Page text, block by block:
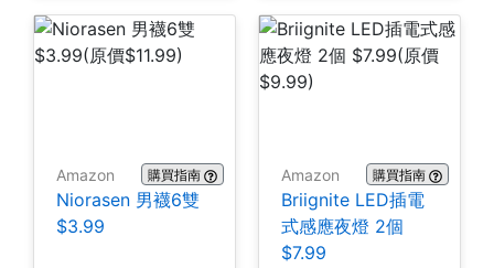
Amazon 購買指南
Niorasen 男襪6雙
$3.99
Amazon 購買指南
Briignite LED插電
式感應夜燈 2個
$7.99